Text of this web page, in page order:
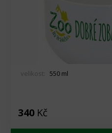
velikost: 550 ml
340 Kč